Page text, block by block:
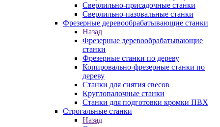
Сверлильно-присадочные станки
Сверлильно-пазовальные станки
Фрезерные деревообрабатывающие станки
Назад
Фрезерные деревообрабатывающие
станки
Фрезерные станки по дереву
Копировально-фрезерные станки по
дереву
Станки для снятия свесов
Круглопалочные станки
Станки для подготовки кромки ПВХ
Строгальные станки
Назад